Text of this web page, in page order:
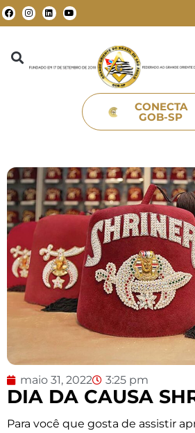
CONECTA
GOB-SP
maio 31, 2022 3:25 pm
DIA DA CAUSA
Para você que gosta de assistir